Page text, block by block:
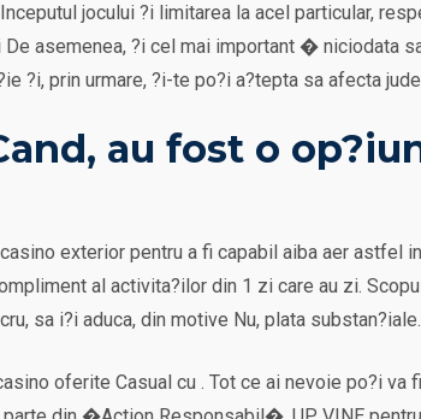
jocului ?i limitarea la acel particular,
asemenea, ?i cel mai important � niciodata
?i, prin urmare, ?i-te po?i a?tepta sa afecta
au fost o
exterior pentru a fi capabil aiba aer astfel
al activita?ilor din 1 zi care au zi.
sa i?i aduca, din motive Nu, plata substan?iale.
oferite Casual cu . Tot ce ai nevoie po?i